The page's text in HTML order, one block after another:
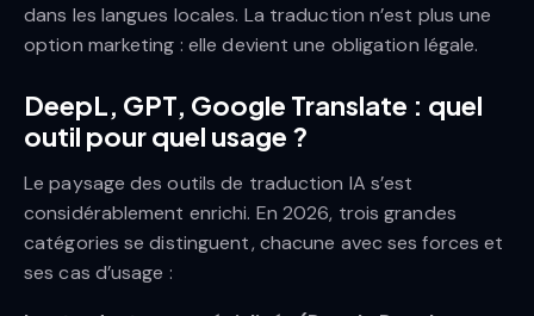
dans les langues locales. La traduction n’est plus une
option marketing : elle devient une obligation légale.
DeepL, GPT, Google Translate : quel
outil pour quel usage ?
Le paysage des outils de traduction IA s’est
considérablement enrichi. En 2026, trois grandes
catégories se distinguent, chacune avec ses forces et
ses cas d’usage :